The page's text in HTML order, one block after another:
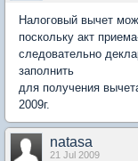
Налоговый вычет
поскольку акт
следовательно
заполнить
для получения
2009г.
natasa
21 Jul 2009